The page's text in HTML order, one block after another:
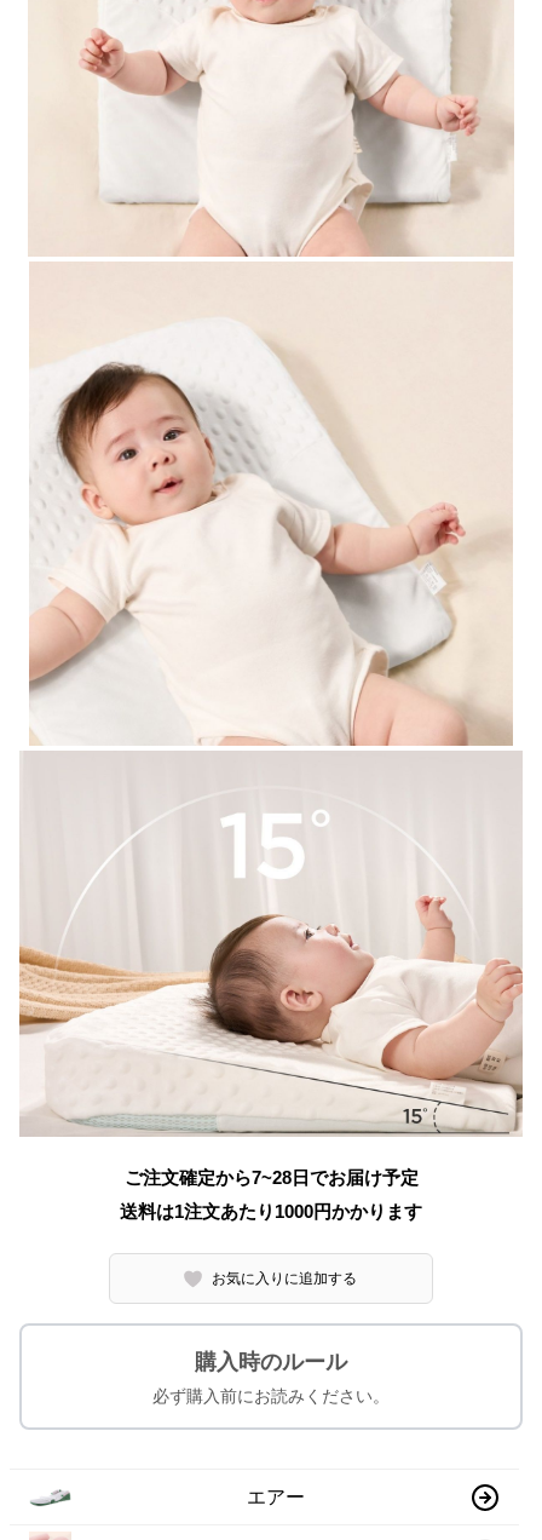
ご注文確定から7~28日でお届け予定
送料は1注文あたり 1000円かかります
お気に入りに追加する
購入時のルール
必ず購入前にお読みください。
エアー